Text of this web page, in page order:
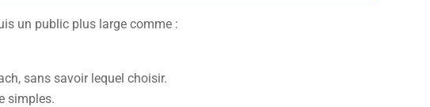
un public plus large comme :
sans savoir lequel choisir.
simples.